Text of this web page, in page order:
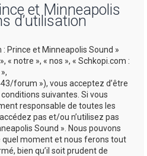
et Minneapolis
d’utilisation
Prince et Minneapolis Sound »
« notre », « nos », « Schkopi.com :
forum »), vous acceptez d’être
suivantes. Si vous
responsable de toutes les
pas et/ou n’utilisez pas
Sound ». Nous pouvons
quel moment et nous ferons tout
bien qu’il soit prudent de